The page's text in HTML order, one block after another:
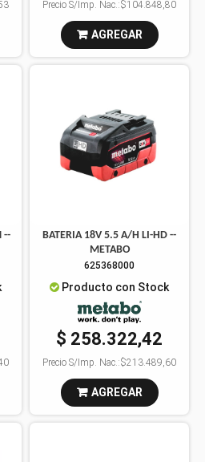
Precio S/Imp. Nac.:$104.848,80
AGREGAR
--
BATERIA 18V 5.5 A/H LI-HD --
METABO
625368000
Producto con Stock
$ 258.322,42
Precio S/Imp. Nac.:$213.489,60
AGREGAR